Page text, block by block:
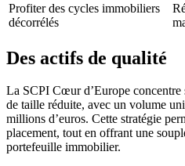
Profiter des cycles immobiliers
décorrélés
Des actifs de qualité
La SCPI Cœur d’Europe concentre
de taille réduite, avec un volume
millions d’euros. Cette stratégie
placement, tout en offrant une
portefeuille immobilier.